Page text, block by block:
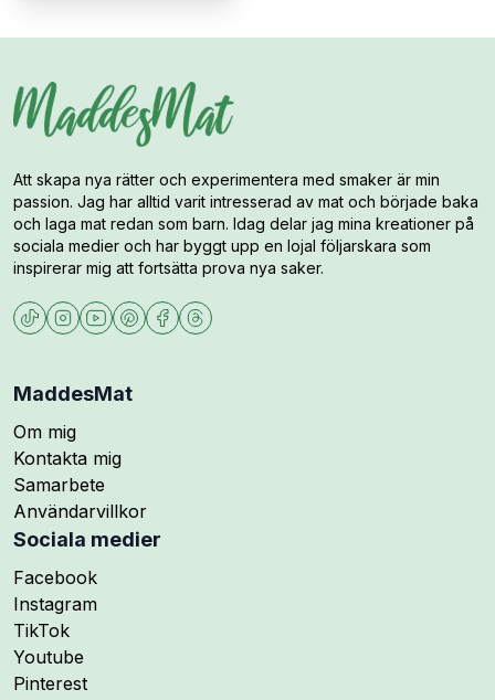
Att skapa nya rätter och experimentera med smaker är min
passion. Jag har alltid varit intresserad av mat och började baka
och laga mat redan som barn. Idag delar jag mina kreationer på
sociala medier och har byggt upp en lojal följarskara som
inspirerar mig att fortsätta prova nya saker.
MaddesMat
Om mig
Kontakta mig
Samarbete
Användarvillkor
Sociala medier
Följ mig på
Facebook
Följ mig på
Instagram
Följ mig på
TikTok
Följ mig på
Youtube
Följ mig på
Pinterest